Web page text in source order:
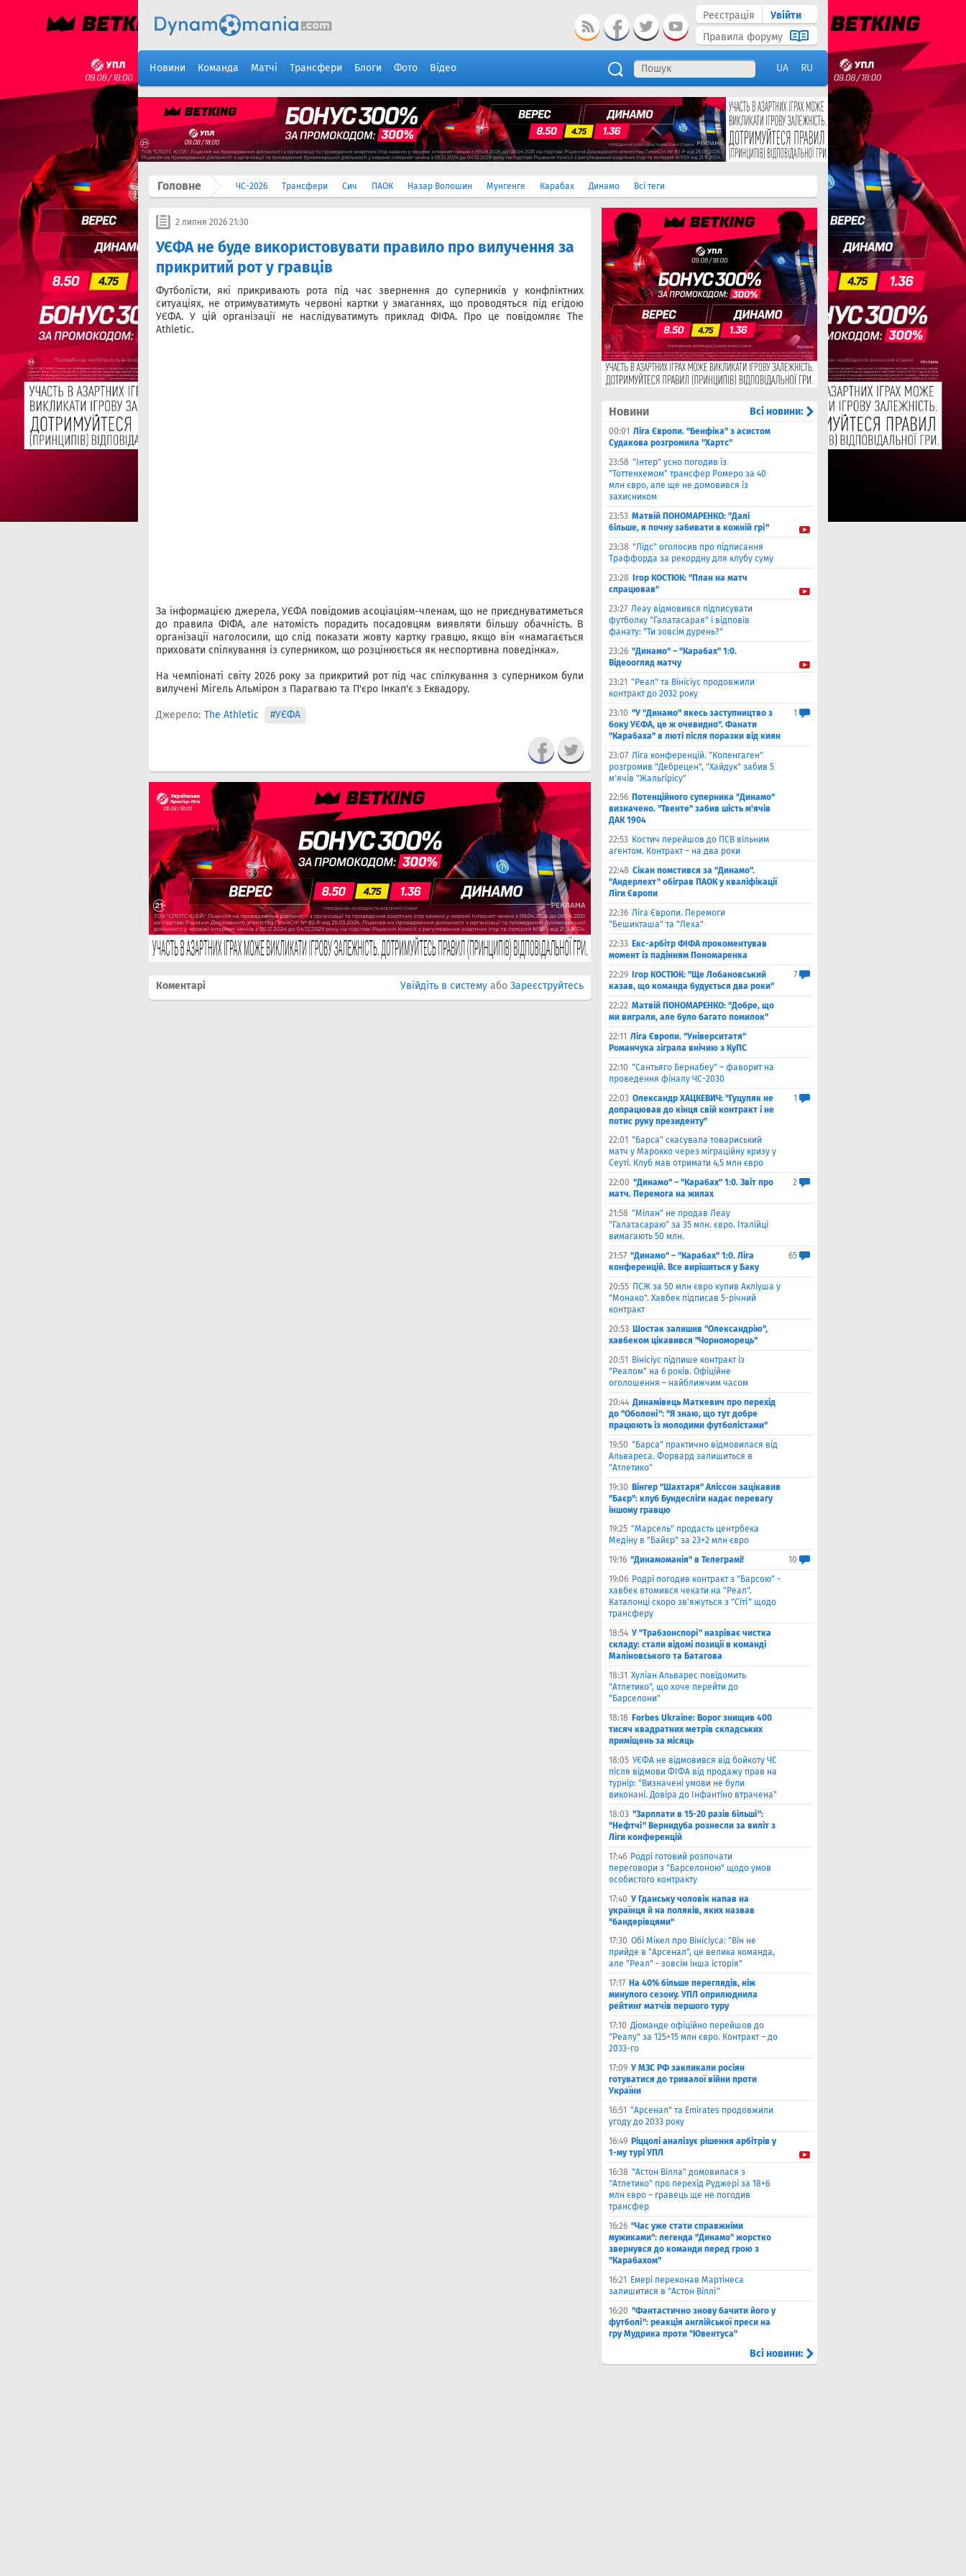
Реєстрація
Увійти
Правила форуму
Новини Команда Матчі Трансфери Блоги Фото Відео UA RU
Головне ЧС-2026 Трансфери Сич ПАОК Назар Волошин Мунгенге Карабах Динамо Всі теги
2 липня 2026 21:30
УЄФА не буде використовувати правило про вилучення за
прикритий рот у гравців
Футболісти, які прикривають рота під час звернення до суперників у конфліктних
ситуаціях, не отримуватимуть червоні картки у змаганнях, що проводяться під егідою
УЄФА. У цій організації не наслідуватимуть приклад ФІФА. Про це повідомляє The
Athletic.
За інформацією джерела, УЄФА повідомив асоціаціям-членам, що не приєднуватиметься
до правила ФІФА, але натомість порадить посадовцям виявляти більшу обачність. В
організації наголосили, що слід показати жовту картку гравцю, якщо він «намагається
приховати спілкування із суперником, що розцінюється як неспортивна поведінка».
На чемпіонаті світу 2026 року за прикритий рот під час спілкування з суперником були
вилучені Мігель Альмірон з Парагваю та П'єро Інкап'є з Еквадору.
Джерело: The Athletic #УЄФА
Коментарі Увійдіть в систему або Зареєструйтесь
Новини Всі новини:
00:01 Ліга Європи. "Бенфіка" з асистом
Судакова розгромила "Хартс"
23:58 "Інтер" усно погодив із
"Тоттенхемом" трансфер Ромеро за 40
млн євро, але ще не домовився із
захисником
23:53 Матвiй ПОНОМАРЕНКО: "Далі
більше, я почну забивати в кожній грі"
23:38 "Лідс" оголосив про підписання
Траффорда за рекордну для клубу суму
23:28
Ігор КОСТЮК: "План на матч
спрацював"
23:27 Леау відмовився підписувати
футболку "Галатасарая" і відповів
фанату: "Ти зовсім дурень?"
23:26 "Динамо" – "Карабах" 1:0.
Відеоогляд матчу
23:21 "Реал" та Вінісіус продовжили
контракт до 2032 року
23:10 "У "Динамо" якесь заступництво з
боку УЄФА, це ж очевидно". Фанати
"Карабаха" в люті після поразки від киян
1
23:07 Ліга конференцій. "Копенгаген"
розгромив "Дебрецен", "Хайдук" забив 5
м'ячів "Жальгірісу"
22:56 Потенційного суперника "Динамо"
визначено. "Твенте" забив шість м'ячів
ДАК 1904
22:53 Костич перейшов до ПСВ вільним
агентом. Контракт – на два роки
22:48 Сікан помстився за "Динамо".
"Андерлехт" обіграв ПАОК у кваліфікації
Ліги Європи
22:36 Ліга Європи. Перемоги
"Бешикташа" та "Леха"
22:33 Екс-арбітр ФІФА прокоментував
момент із падінням Пономаренка
22:29
Ігор КОСТЮК: "Ще Лобановський
казав, що команда будується два роки"
7
22:22 Матвій ПОНОМАРЕНКО: "Добре, що
ми виграли, але було багато помилок"
22:11 Ліга Європи. "Університатя"
Романчука зіграла внічию з КуПС
22:10 "Сантьяго Бернабеу" – фаворит на
проведення фіналу ЧС-2030
22:03 Олександр ХАЦКЕВИЧ: "Гуцуляк не
допрацював до кінця свій контракт і не
потис руку президенту"
1
22:01 "Барса" скасувала товариський
матч у Марокко через міграційну кризу у
Сеуті. Клуб мав отримати 4,5 млн євро
22:00 "Динамо" – "Карабах" 1:0. Звіт про
матч. Перемога на жилах
2
21:58 "Мілан" не продав Леау
"Галатасараю" за 35 млн. євро. Італійці
вимагають 50 млн.
21:57 "Динамо" – "Карабах" 1:0. Ліга
конференцій. Все вирішиться у Баку
65
20:55 ПСЖ за 50 млн євро купив Акліуша у
"Монако". Хавбек підписав 5-річний
контракт
20:53 Шостак залишив "Олександрію",
хавбеком цікавився "Чорноморець"
20:51
Вінісіус підпише контракт із
"Реалом" на 6 років. Офіційне
оголошення – найближчим часом
20:44 Динамівець Маткевич про перехід
до "Оболоні": "Я знаю, що тут добре
працюють із молодими футболістами"
19:50 "Барса" практично відмовилася від
Альвареса. Форвард залишиться в
"Атлетико"
19:30 Вінгер "Шахтаря" Аліссон зацікавив
"Баєр": клуб Бундесліги надає перевагу
іншому гравцю
19:25 "Марсель" продасть центрбека
Медіну в "Байєр" за 23+2 млн євро
19:16 "Динамоманія" в Телеграмі!
10
19:06 Родрі погодив контракт з "Барсою" -
хавбек втомився чекати на "Реал".
Каталонці скоро зв'яжуться з "Сіті" щодо
трансферу
18:54 У "Трабзонспорі" назріває чистка
складу: стали відомі позиції в команді
Малiновського та Батагова
18:31 Хуліан Альварес повідомить
"Атлетико", що хоче перейти до
"Барселони"
18:18 Forbes Ukraine: Ворог знищив 400
тисяч квадратних метрів складських
приміщень за місяць
18:05 УЄФА не відмовився від бойкоту ЧС
після відмови ФІФА від продажу прав на
турнір: "Визначені умови не були
виконані. Довіра до Інфантіно втрачена"
18:03 "Зарплати в 15-20 разів більші":
"Нефтчі" Вернидуба рознесли за виліт з
Ліги конференцій
17:46 Родрі готовий розпочати
переговори з "Барселоною" щодо умов
особистого контракту
17:40 У Гданську чоловік напав на
українця й на поляків, яких назвав
"бандерівцями"
17:30 Обі Мікел про Вінісіуса: "Він не
прийде в "Арсенал", це велика команда,
але "Реал" - зовсім інша історія"
17:17 На 40% більше переглядів, ніж
минулого сезону. УПЛ оприлюднила
рейтинг матчів першого туру
17:10 Діоманде офіційно перейшов до
"Реалу" за 125+15 млн євро. Контракт – до
2033-го
17:09 У МЗС РФ закликали росіян
готуватися до тривалої війни проти
України
16:51 "Арсенал" та Emirates продовжили
угоду до 2033 року
16:49 Ріццолі аналізує рішення арбітрів у
1-му турі УПЛ
16:38 "Астон Вілла" домовилася з
"Атлетико" про перехід Руджері за 18+6
млн євро – гравець ще не погодив
трансфер
16:26 "Час уже стати справжніми
мужиками": легенда "Динамо" жорстко
звернувся до команди перед грою з
"Карабахом"
16:21
Емері переконав Мартінеса
залишитися в "Астон Віллі"
16:20 "Фантастично знову бачити його у
футболі": реакція англійської преси на
гру Мудрика проти "Ювентуса"
Всі новини: